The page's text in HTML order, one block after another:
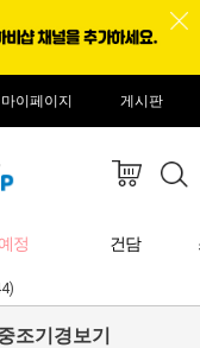
마이페이지 게시판
정 건담
조기경보기